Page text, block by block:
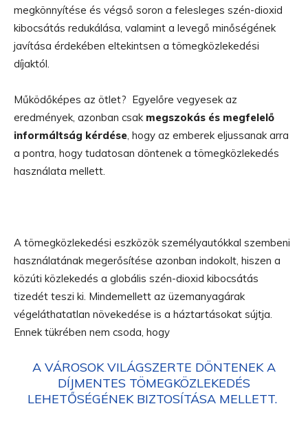
megkönnyítése és végső soron a felesleges szén-dioxid
kibocsátás redukálása, valamint a levegő minőségének
javítása érdekében eltekintsen a tömegközlekedési
díjaktól.
Működőképes az ötlet? Egyelőre vegyesek az
eredmények, azonban csak megszokás és megfelelő
informáltság kérdése, hogy az emberek eljussanak arra
a pontra, hogy tudatosan döntenek a tömegközlekedés
használata mellett.
A tömegközlekedési eszközök személyautókkal szembeni
használatának megerősítése azonban indokolt, hiszen a
közúti közlekedés a globális szén-dioxid kibocsátás
tizedét teszi ki. Mindemellett az üzemanyagárak
végeláthatatlan növekedése is a háztartásokat sújtja.
Ennek tükrében nem csoda, hogy
A VÁROSOK VILÁGSZERTE DÖNTENEK A
DÍJMENTES TÖMEGKÖZLEKEDÉS
LEHETŐSÉGÉNEK BIZTOSÍTÁSA MELLETT.